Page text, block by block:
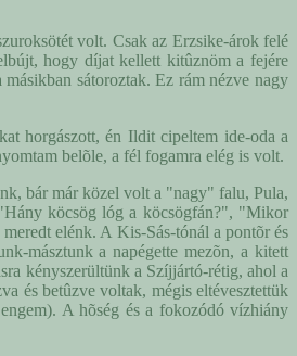
volt. Csak az Erzsike-árok felé
hogy díjat kellett kitûznöm a fejére
sátoroztak. Ez rám nézve nagy
horgászott, én Ildit cipeltem ide-oda a
belõle, a fél fogamra elég is volt.
bár már közel volt a "nagy" falu, Pula,
köcsög lóg a köcsögfán?", "Mikor
elénk. A Kis-Sás-tónál a pontõr és
másztunk a napégette mezõn, a kitett
kényszerültünk a Szíjjártó-rétig, ahol a
és betûzve voltak, mégis eltévesztettük
A hõség és a fokozódó vízhiány